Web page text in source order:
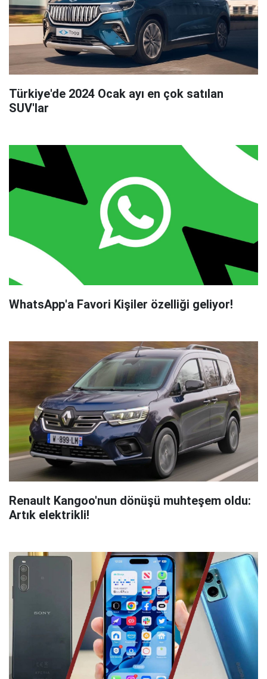
Türkiye'de 2024 Ocak ayı en çok satılan
SUV'lar
WhatsApp'a Favori Kişiler özelliği geliyor!
Renault Kangoo'nun dönüşü muhteşem oldu:
Artık elektrikli!